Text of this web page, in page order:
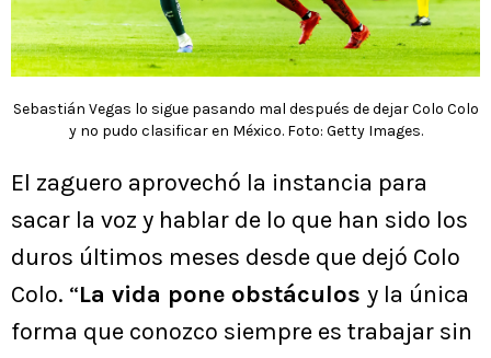
Sebastián Vegas lo sigue pasando mal después de dejar Colo Colo
y no pudo clasificar en México. Foto: Getty Images.
El zaguero aprovechó la instancia para
sacar la voz y hablar de lo que han sido los
duros últimos meses desde que dejó Colo
Colo. “La vida pone obstáculos y la única
forma que conozco siempre es trabajar sin